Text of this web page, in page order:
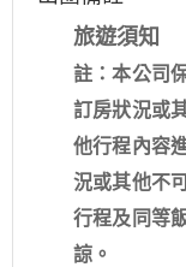
旅遊須知
註：本公司
訂房狀況或
他行程內容
況或其他不
行程及同等
諒。